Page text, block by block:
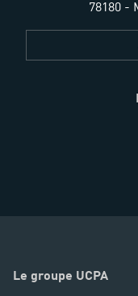
78180 -
Le groupe UCPA